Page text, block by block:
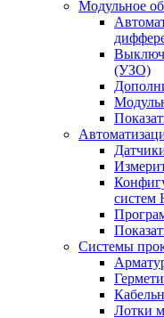
Модульное
(УЗО)
систем
Системы
Лотки